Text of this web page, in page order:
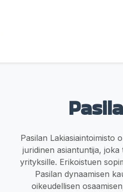
Pasilan Lakiasiaintoimisto
juridinen asiantuntija,
yrityksille. Erikoistuen
Pasilan dynaamisen
oikeudellisen